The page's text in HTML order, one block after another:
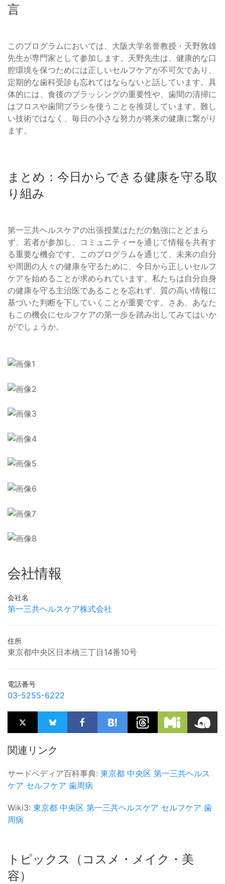
言
このプログラムにおいては、大阪大学名誉教授・天野敦雄
先生が専門家として参加します。天野先生は、健康的な口
腔環境を保つためには正しいセルフケアが不可欠であり、
定期的な歯科受診も忘れてはならないと話しています。具
体的には、食後のブラッシングの重要性や、歯間の清掃に
はフロスや歯間ブラシを使うことを推奨しています。難し
い技術ではなく、毎日の小さな努力が将来の健康に繋がり
ます。
まとめ：今日からできる健康を守る取
り組み
第一三共ヘルスケアの出張授業はただの勉強にとどまら
ず、若者が参加し、コミュニティーを通じて情報を共有す
る重要な機会です。このプログラムを通じて、未来の自分
や周囲の人々の健康を守るために、今日から正しいセルフ
ケアを始めることが求められています。私たちは自分自身
の健康を守る主治医であることを忘れず、質の高い情報に
基づいた判断を下していくことが重要です。さあ、あなた
もこの機会にセルフケアの第一歩を踏み出してみてはいか
がでしょうか。
会社情報
会社名
第一三共ヘルスケア株式会社
住所
東京都中央区日本橋三丁目14番10号
電話番号
03-5255-6222
関連リンク
サードペディア百科事典: 東京都 中央区 第一三共ヘルス
ケア セルフケア 歯周病
Wiki3: 東京都 中央区 第一三共ヘルスケア セルフケア 歯
周病
トピックス（コスメ・メイク・美
容）